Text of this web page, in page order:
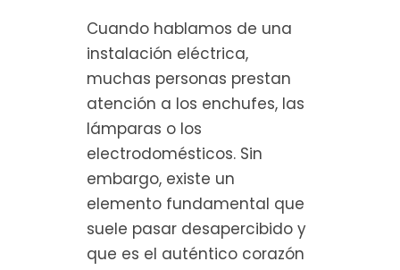
Cuando hablamos de una
instalación eléctrica,
muchas personas prestan
atención a los enchufes, las
lámparas o los
electrodomésticos. Sin
embargo, existe un
elemento fundamental que
suele pasar desapercibido y
que es el auténtico corazón